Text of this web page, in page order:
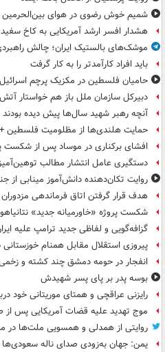
شمیم خوش رضوی در هوای بین‌الحرمین
هشدار افسر ارشد آمریکایی به کاخ
موشک‌های بالستیک ایران؛ چالش
باید افراد کارآمدتر را به کار گرفت
حامیان فلسطین در مکزیک پرچم
دبیرکل سازمان ملل باز هم خواستار
آنچه رهبر شهید سال‌ها پیش دیده بودند
حمایت هلندی‌ها از مظلومیت فلسطین
افشای برکناری در موساد پس از شکست
دستگیری عامل انتشار مطالب
روایت تکان‌دهنده دانش‌آموز مینابی از
هدف قرار گرفتن اتاق‌ فرماندهی
شکست پروژه «خاورمیانه جدید» نتانیاهو
گزافه‌گویی و لفاظی جدید ترامپ علیه
پیروزی استقلال مقابل همنام خوزستانی
انفجار در حومه دمشق چند کشته و
بوسه‌ پدر بر پای پسر شهیدش
رایزنی عراقچی و همتای موریتانی خود
موج تهدید علیه قضات آمریکایی پس از
روایتی از همدلی و همسویی ملت‌ها در
یمن: جهان به‌زودی صدای ناله سعودی‌ها